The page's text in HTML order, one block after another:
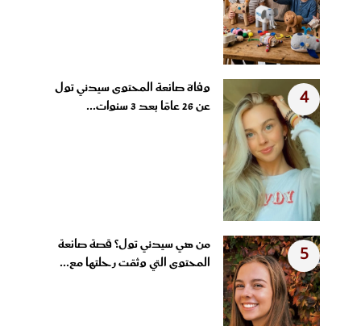
4
وفاة صانعة المحتوى سيدني تول
عن 26 عامًا بعد 3 سنوات...
5
من هي سيدني تول؟ قصة صانعة
المحتوى التي وثقت رحلتها مع...